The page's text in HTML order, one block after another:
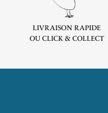
LIVRAISON RAPIDE
OU CLICK & COLLECT